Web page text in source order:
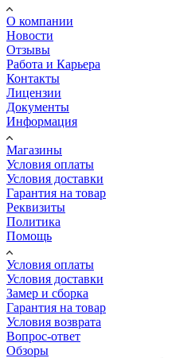
О компании
Новости
Отзывы
Работа и Карьера
Контакты
Лицензии
Документы
Информация
Магазины
Условия оплаты
Условия доставки
Гарантия на товар
Реквизиты
Политика
Помощь
Условия оплаты
Условия доставки
Замер и сборка
Гарантия на товар
Условия возврата
Вопрос-ответ
Обзоры